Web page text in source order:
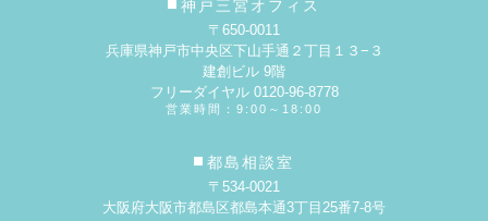
神戸三宮オフィス
〒650-0011
兵庫県神戸市中央区下山手通２丁目１３−３
建創ビル 9階
フリーダイヤル 0120-96-8778
営業時間：9:00～18:00
都島相談室
〒534-0021
大阪府大阪市都島区都島本通3丁目25番7-8号